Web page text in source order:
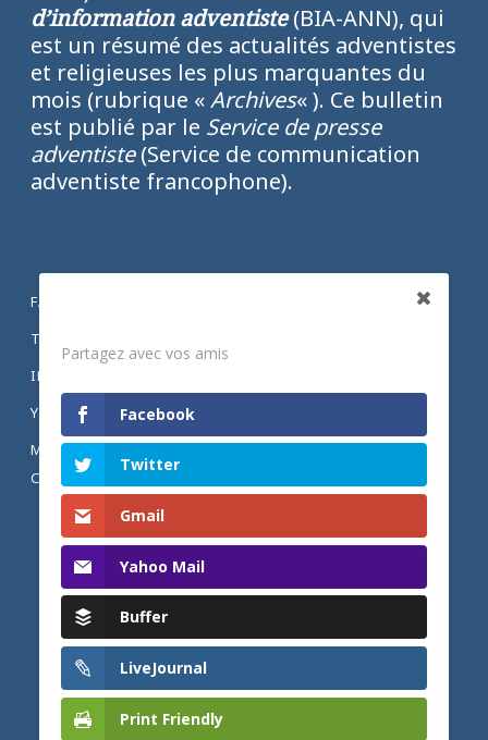
d’information adventiste(BIA-ANN), qui
est un résumé des actualités adventistes
et religieuses les plus marquantes du
mois (rubrique «Archives« ). Ce bulletin
est publié par le Service de presse
adventiste(Service de communication
adventiste francophone).
FACEBOOK
TWITTER
INSTAGRAM
YOUTUBE
MENTIONS LÉGALES ET POLITIQUE DE
CONFIDENTIALITÉ
Partagez avec vos amis
Facebook
Twitter
Gmail
Yahoo Mail
Buffer
LiveJournal
Print Friendly